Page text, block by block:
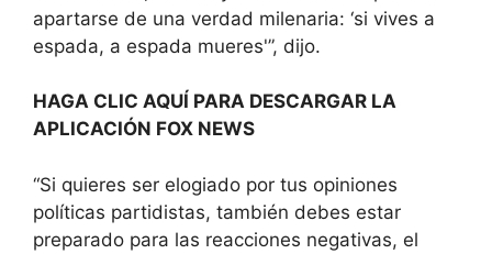
apartarse de una verdad milenaria: ‘si vives a
espada, a espada mueres'”, dijo.
HAGA CLIC AQUÍ PARA DESCARGAR LA
APLICACIÓN FOX NEWS
“Si quieres ser elogiado por tus opiniones
políticas partidistas, también debes estar
preparado para las reacciones negativas, el